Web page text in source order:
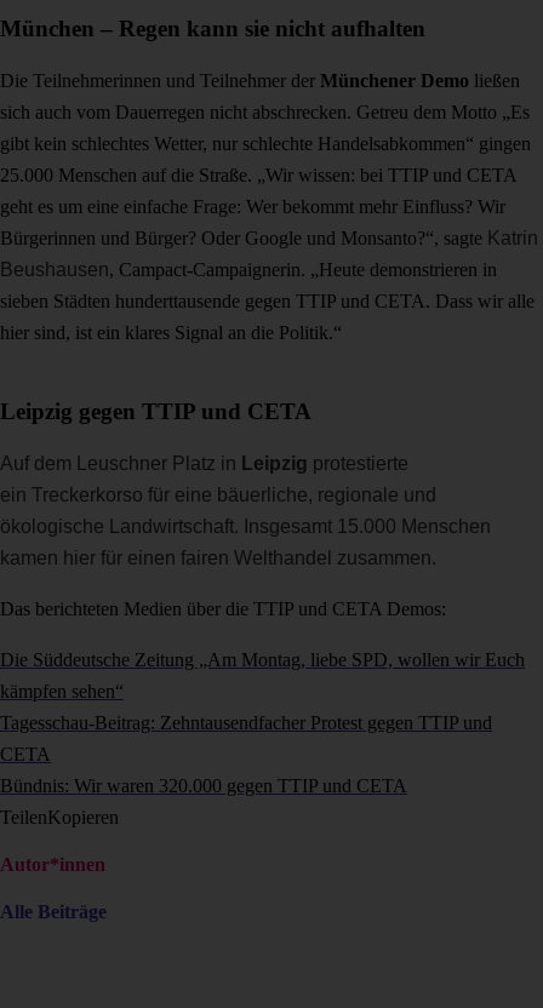
München – Regen kann sie nicht aufhalten
Die Teilnehmerinnen und Teilnehmer der Münchener Demo ließen
sich auch vom Dauerregen nicht abschrecken. Getreu dem Motto „Es
gibt kein schlechtes Wetter, nur schlechte Handelsabkommen“ gingen
25.000 Menschen auf die Straße. „Wir wissen: bei TTIP und CETA
geht es um eine einfache Frage: Wer bekommt mehr Einfluss? Wir
Bürgerinnen und Bürger? Oder Google und Monsanto?“, sagte Katrin
Beushausen, Campact-Campaignerin. „Heute demonstrieren in
sieben Städten hunderttausende gegen TTIP und CETA. Dass wir alle
hier sind, ist ein klares Signal an die Politik.“
Leipzig gegen TTIP und CETA
Auf dem Leuschner Platz in Leipzig protestierte
ein Treckerkorso für eine bäuerliche, regionale und
ökologische Landwirtschaft. Insgesamt 15.000 Menschen
kamen hier für einen fairen Welthandel zusammen.
Das berichteten Medien über die TTIP und CETA Demos:
Die Süddeutsche Zeitung „Am Montag, liebe SPD, wollen wir Euch
kämpfen sehen“
Tagesschau-Beitrag: Zehntausendfacher Protest gegen TTIP und
CETA
Bündnis: Wir waren 320.000 gegen TTIP und CETA
TeilenKopieren
Autor*innen
Alle Beiträge